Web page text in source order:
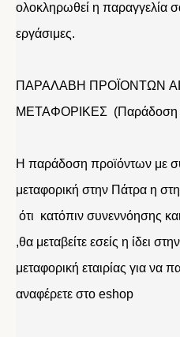
ολοκληρωθεί η παραγγελία
εργάσιμες.
ΠΑΡΑΛΑΒΗ ΠΡΟΪΟΝΤΩΝ
ΜΕΤΑΦΟΡΙΚΕΣ (Παράδοση
Η παράδοση προϊόντων με
μεταφορική στην Πάτρα η
ότι κατόπιν συνεννόησης
,θα μεταβείτε εσείς η ίδει
μεταφορική εταιρίας για να
αναφέρετε στο eshop